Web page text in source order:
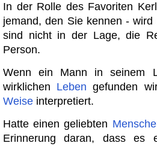
In der Rolle des Favoriten
jemand, den Sie kennen -
sind nicht in der Lage, die
Person.
Wenn ein Mann in seinem
wirklichen Leben gefunden
Weise interpretiert.
Hatte einen geliebten
Erinnerung daran, dass es